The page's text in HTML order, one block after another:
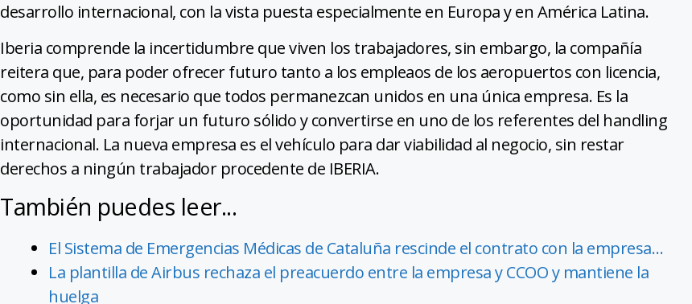
desarrollo internacional, con la vista puesta especialmente en Europa y en América Latina.
Iberia comprende la incertidumbre que viven los trabajadores, sin embargo, la compañía
reitera que, para poder ofrecer futuro tanto a los empleaos de los aeropuertos con licencia,
como sin ella, es necesario que todos permanezcan unidos en una única empresa. Es la
oportunidad para forjar un futuro sólido y convertirse en uno de los referentes del handling
internacional. La nueva empresa es el vehículo para dar viabilidad al negocio, sin restar
derechos a ningún trabajador procedente de IBERIA.
También puedes leer...
El Sistema de Emergencias Médicas de Cataluña rescinde el contrato con la empresa…
La plantilla de Airbus rechaza el preacuerdo entre la empresa y CCOO y mantiene la
huelga